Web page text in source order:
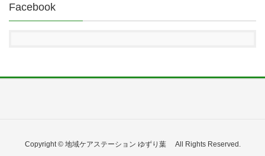
Facebook
Copyright © 地域ケアステーション ゆずり葉 All Rights Reserved.